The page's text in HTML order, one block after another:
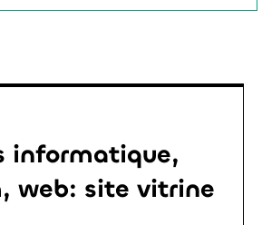
informatique,
web: site vitrine